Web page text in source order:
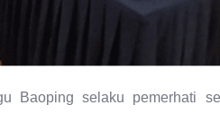
Baoping selaku pemerhati